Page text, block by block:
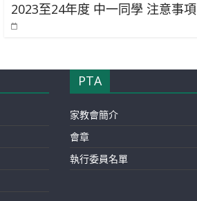
2023至24年度 中一同學 注意事項
PTA
家教會簡介
會章
執行委員名單